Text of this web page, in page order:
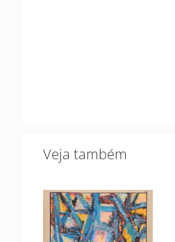
Veja também